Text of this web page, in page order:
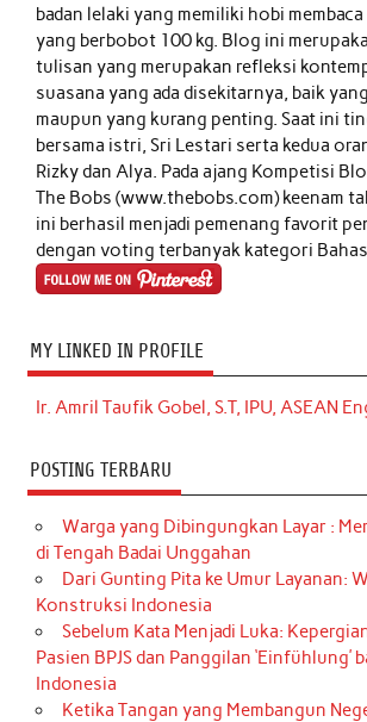
badan lelaki yang memiliki hobi
yang berbobot 100 kg. Blog ini
tulisan yang merupakan refleksi
suasana yang ada disekitarnya, baik
maupun yang kurang penting. Saat ini
bersama istri, Sri Lestari serta kedua
Rizky dan Alya. Pada ajang Kompetisi
The Bobs (www.thebobs.com) keenam
ini berhasil menjadi pemenang favorit
dengan voting terbanyak kategori
MY LINKED IN PROFILE
Ir. Amril Taufik Gobel, S.T, IPU, ASEAN
POSTING TERBARU
Warga yang Dibingungkan Layar :
di Tengah Badai Unggahan
Dari Gunting Pita ke Umur Layanan:
Konstruksi Indonesia
Sebelum Kata Menjadi Luka:
Pasien BPJS dan Panggilan ‘Einfühlung’
Indonesia
Ketika Tangan yang Membangun